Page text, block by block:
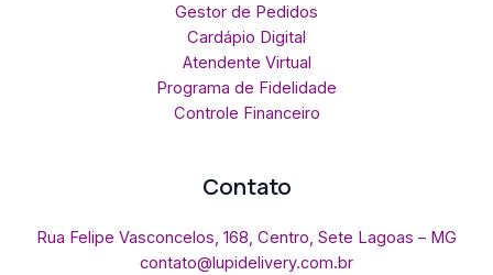
Gestor de Pedidos
Cardápio Digital
Atendente Virtual
Programa de Fidelidade
Controle Financeiro
Contato
Rua Felipe Vasconcelos, 168, Centro, Sete Lagoas – MG
contato@lupidelivery.com.br